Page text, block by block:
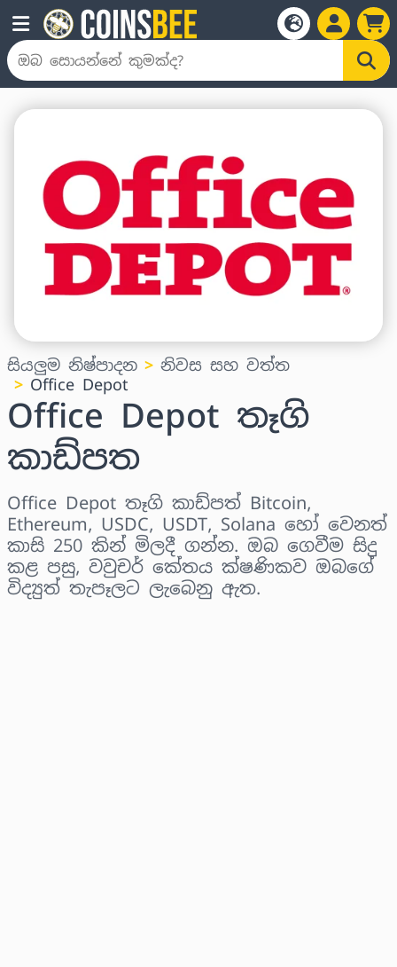
සියලුම නිෂ්පාදන
නිවස සහ වත්ත
Office Depot
Office Depot තෑගි
කාඩ්පත
Office Depot තෑගි කාඩ්පත් Bitcoin,
Ethereum, USDC, USDT, Solana හෝ වෙනත්
කාසි 250 කින් මිලදී ගන්න. ඔබ ගෙවීම සිදු
කළ පසු, වවුචර් කේතය ක්ෂණිකව ඔබගේ
විද්‍යුත් තැපෑලට ලැබෙනු ඇත.